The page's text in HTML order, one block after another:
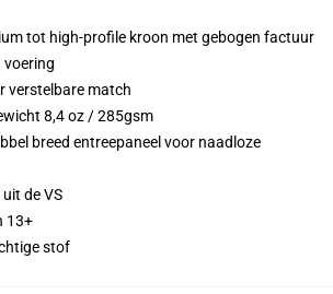
tot high-profile kroon met gebogen factuur
voering
verstelbare match
8,4 oz / 285gsm
breed entreepaneel voor naadloze
de VS
13+
stof